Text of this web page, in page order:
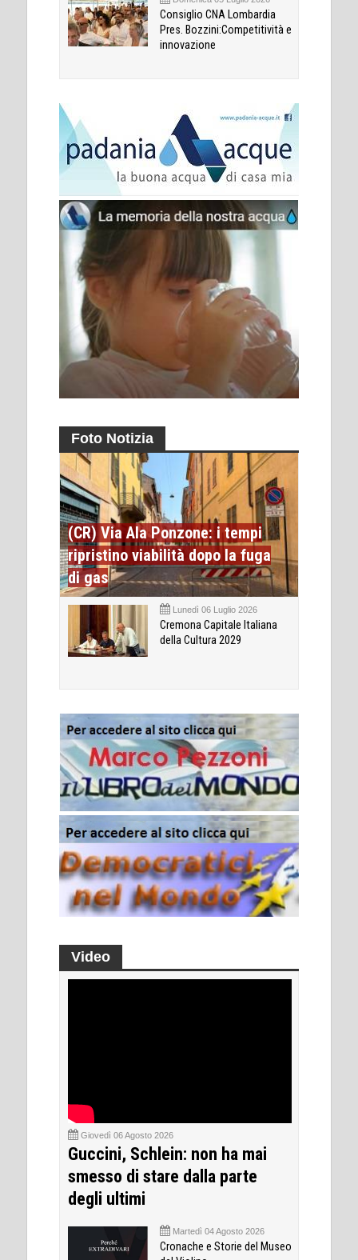
Consiglio CNA Lombardia
Pres. Bozzini:Competitività e
innovazione
Foto Notizia
(CR) Via Ala Ponzone: i tempi
ripristino viabilità dopo la fuga
di gas
Lunedì 06 Luglio 2026
Cremona Capitale Italiana
della Cultura 2029
Video
Giovedì 06 Agosto 2026
Guccini, Schlein: non ha mai
smesso di stare dalla parte
degli ultimi
Martedì 04 Agosto 2026
Cronache e Storie del Museo